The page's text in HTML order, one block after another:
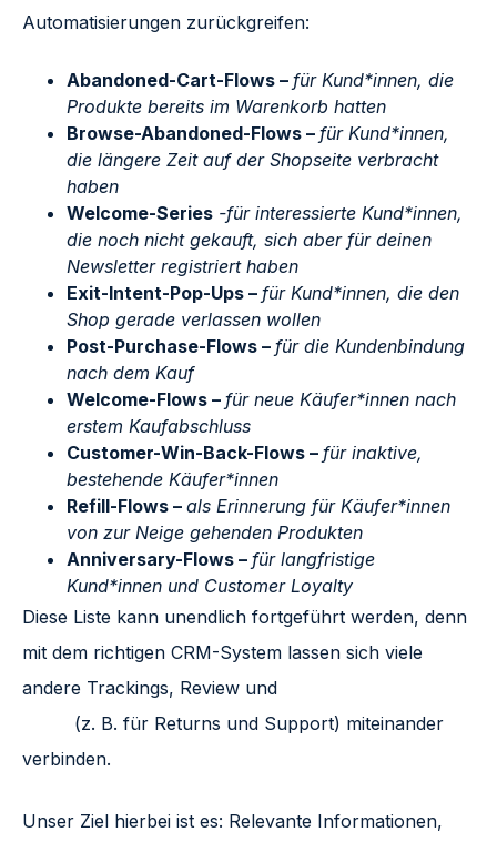
Automatisierungen zurückgreifen:
Abandoned-Cart-Flows – für Kund*innen, die
Produkte bereits im Warenkorb hatten
Browse-Abandoned-Flows – für Kund*innen,
die längere Zeit auf der Shopseite verbracht
haben
Welcome-Series -für interessierte Kund*innen,
die noch nicht gekauft, sich aber für deinen
Newsletter registriert haben
Exit-Intent-Pop-Ups – für Kund*innen, die den
Shop gerade verlassen wollen
Post-Purchase-Flows – für die Kundenbindung
nach dem Kauf
Welcome-Flows – für neue Käufer*innen nach
erstem Kaufabschluss
Customer-Win-Back-Flows – für inaktive,
bestehende Käufer*innen
Refill-Flows – als Erinnerung für Käufer*innen
von zur Neige gehenden Produkten
Anniversary-Flows – für langfristige
Kund*innen und Customer Loyalty
Diese Liste kann unendlich fortgeführt werden, denn
mit dem richtigen CRM-System lassen sich viele
andere Trackings, Review und
(z. B. für Returns und Support) miteinander
verbinden.
Unser Ziel hierbei ist es: Relevante Informationen,